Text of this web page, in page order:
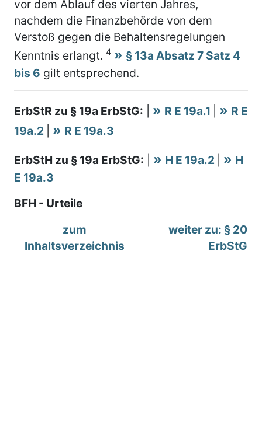
vor dem Ablauf des vierten Jahres,
nachdem die Finanzbehörde von dem
Verstoß gegen die Behaltensregelungen
Kenntnis erlangt. 4
§ 13a Absatz 7 Satz 4
bis 6 gilt entsprechend.
ErbStR zu § 19a ErbStG: R E 19a.1
R E
19a.2
R E 19a.3
ErbStH zu § 19a ErbStG: H E 19a.2
H
E 19a.3
BFH - Urteile
zum
Inhaltsverzeichnis
weiter zu: § 20
ErbStG